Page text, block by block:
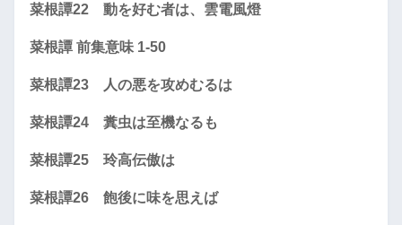
菜根譚22 動を好む者は、雲電風燈
菜根譚 前集意味 1-50
菜根譚23 人の悪を攻めむるは
菜根譚24 糞虫は至機なるも
菜根譚25 玲高伝傲は
菜根譚26 飽後に味を思えば